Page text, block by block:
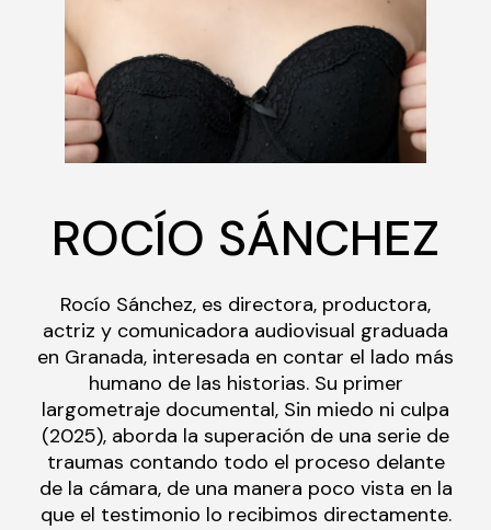
ROCÍO SÁNCHEZ
Rocío Sánchez, es directora, productora,
actriz y comunicadora audiovisual graduada
en Granada, interesada en contar el lado más
humano de las historias. Su primer
largometraje documental, Sin miedo ni culpa
(2025), aborda la superación de una serie de
traumas contando todo el proceso delante
de la cámara, de una manera poco vista en la
que el testimonio lo recibimos directamente.